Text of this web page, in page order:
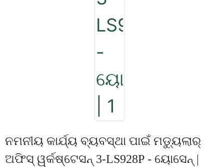
ନମନୀୟ କାର୍ଯ୍ୟ ବ୍ୟବସ୍ଥା ପାଇଁ ମଡ୍ୟୁଲାର୍
ଅଫିସ୍ ୱର୍କଷ୍ଟେସନ୍ 3-LS928P - ୟୋସେନ୍ |